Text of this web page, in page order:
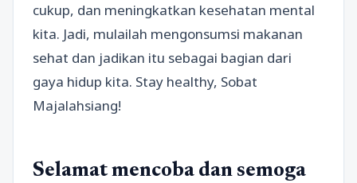
cukup, dan meningkatkan kesehatan mental
kita. Jadi, mulailah mengonsumsi makanan
sehat dan jadikan itu sebagai bagian dari
gaya hidup kita. Stay healthy, Sobat
Majalahsiang!
Selamat mencoba dan semoga